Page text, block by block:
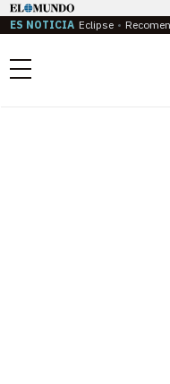
ES NOTICIA Eclipse
Menú